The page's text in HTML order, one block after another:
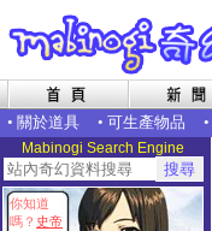
• 關於道具 • 可生產物品 •
Mabinogi Search Engine
你知道
嗎？ 史帝